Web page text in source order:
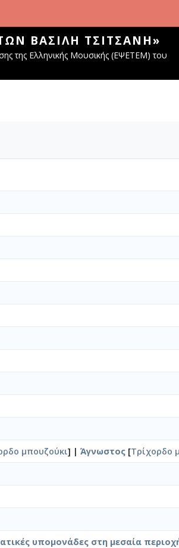
ΒΑΣΊΛΗ ΤΣΙΤΣΆΝΗ»
της Ελληνικής Μουσικής (ΕΨΕΤΕΜ) του
μπουζούκι] | Άγνωστος [Τρίχορδο
υπομονάδες στη μεσαία